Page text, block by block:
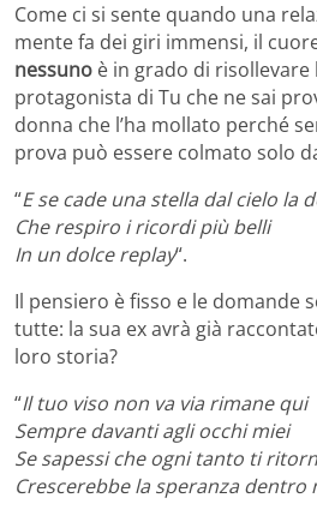
Come ci si sente quando una
mente fa dei giri immensi, il
nessuno è in grado di risollevare
protagonista di Tu che ne sai
donna che l’ha mollato perché
prova può essere colmato solo
“E se cade una stella dal cielo la
Che respiro i ricordi più belli
In un dolce replay“.
Il pensiero è fisso e le domande
tutte: la sua ex avrà già
loro storia?
“Il tuo viso non va via rimane qui
Sempre davanti agli occhi miei
Se sapessi che ogni tanto ti
Crescerebbe la speranza dentro